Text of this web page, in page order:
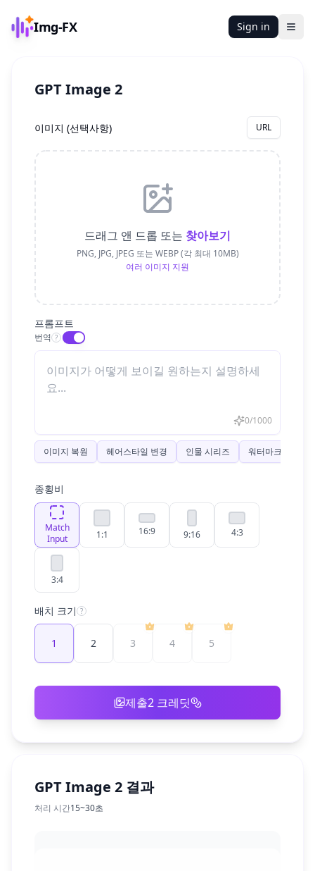
Img-FX Sign in
GPT Image 2
이미지 (선택사항) URL
드래그 앤 드롭 또는 찾아보기
PNG, JPG, JPEG 또는 WEBP (각 최대 10MB)
여러 이미지 지원
프롬프트
번역 ?
0/1000
이미지 복원 헤어스타일 변경 인물 시리즈 워터마크 제거
종횡비
Match
Input
1:1 16:9 9:16 4:3
3:4
배치 크기 ?
1 2 3 4 5
제출2 크레딧
GPT Image 2 결과
처리 시간15~30초